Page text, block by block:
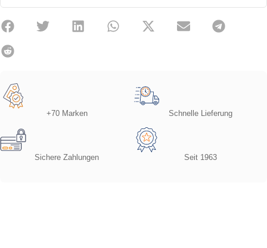
+70 Marken Schnelle Lieferung
Sichere Zahlungen Seit 1963